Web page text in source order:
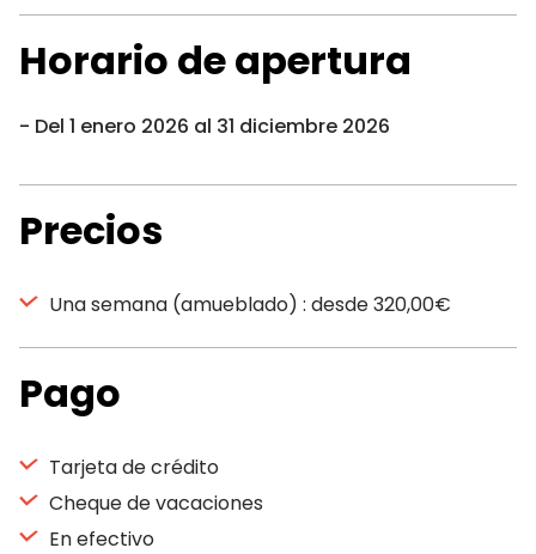
Horario de apertura
Del 1 enero 2026 al 31 diciembre 2026
Precios
Una semana (amueblado) : desde 320,00€
Pago
Tarjeta de crédito
Cheque de vacaciones
En efectivo